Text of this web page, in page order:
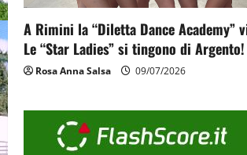
A Rimini la “Diletta Dance Academy”
Le “Star Ladies” si tingono di Argento!
Rosa Anna Salsa 09/07/2026